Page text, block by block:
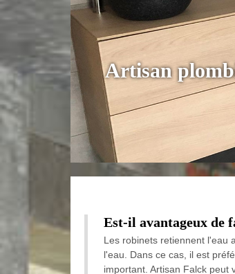
Artisan
Est-il avantageux de
Les robinets retiennent l'eau
l'eau. Dans ce cas, il est
important. Artisan Falck peut